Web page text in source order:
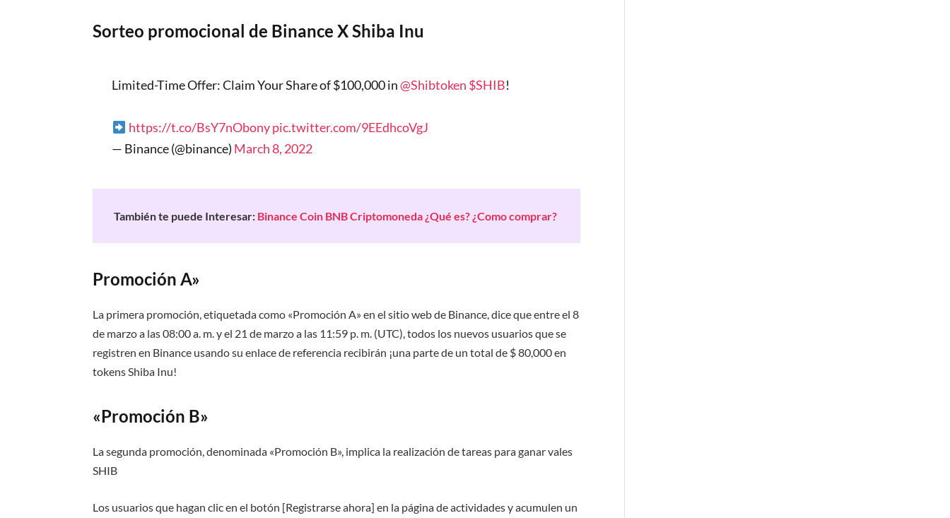
Sorteo promocional de Binance X Shiba Inu
Limited-Time Offer: Claim Your Share of $100,000 in@Shibtoken $SHIB!
https://t.co/BsY7nObonypic.twitter.com/9EEdhcoVgJ
— Binance (@binance) March 8, 2022
También te puede Interesar: Binance Coin BNB Criptomoneda ¿Qué es? ¿Como comprar?
Promoción A»
La primera promoción, etiquetada como «Promoción A» en el sitio web de Binance, dice que entre el 8
de marzo a las 08:00 a. m. y el 21 de marzo a las 11:59 p. m. (UTC), todos los nuevos usuarios que se
registren en Binance usando su enlace de referencia recibirán ¡una parte de un total de $ 80,000 en
tokens Shiba Inu!
«Promoción B»
La segunda promoción, denominada «Promoción B», implica la realización de tareas para ganar vales
SHIB
Los usuarios que hagan clic en el botón [Registrarse ahora] en la página de actividades y acumulen un